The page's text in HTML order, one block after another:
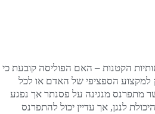
הקטנות – האם הפוליסה קובעת כי
למקצוע הספציפי של האדם או לכל
מתפרנס מנגינה על פסנתר אך נפגע
לנגן, אך עדיין יכול להתפרנס